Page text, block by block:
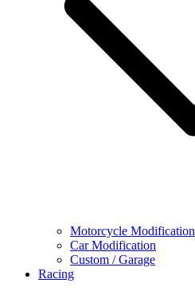
Motorcycle Modification
Car Modification
Custom / Garage
Racing